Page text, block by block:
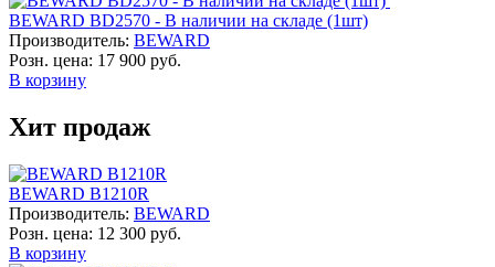
BEWARD BD2570 - В наличии на складе (1шт)
Производитель: BEWARD
Розн. цена: 17 900 руб.
В корзину
Хит продаж
BEWARD B1210R
Производитель: BEWARD
Розн. цена: 12 300 руб.
В корзину